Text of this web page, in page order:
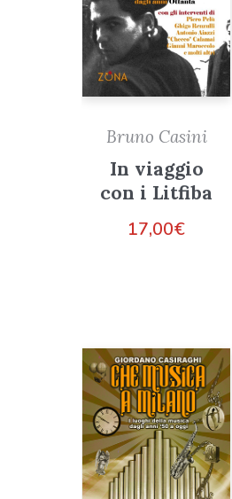
Bruno Casini
In viaggio
con i Litfiba
17,00€